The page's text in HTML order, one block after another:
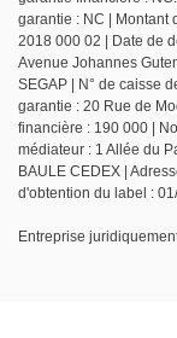
garantie : NC | Montant
2018 000 02 | Date de
Avenue Johannes
SEGAP | N° de caisse
garantie : 20 Rue de
financière : 190 000 |
médiateur : 1 Allée du
BAULE CEDEX |
d'obtention du label :
Entreprise